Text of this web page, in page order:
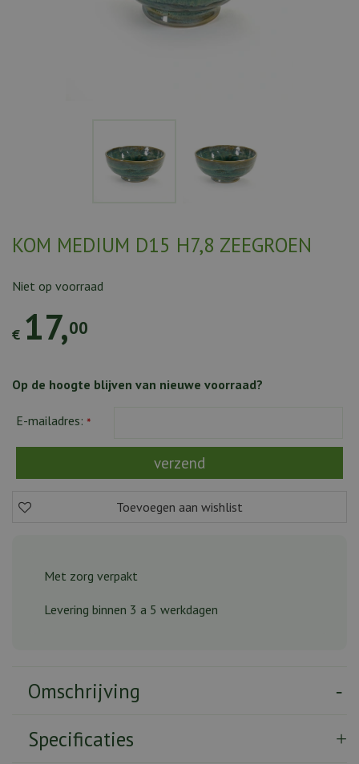
KOM MEDIUM D15 H7,8 ZEEGROEN
€ 17,00
Niet op voorraad
Op de hoogte blijven van nieuwe voorraad?
E-mailadres: *
Met zorg verpakt
Levering binnen 3 a 5 werkdagen
Omschrijving
Specificaties